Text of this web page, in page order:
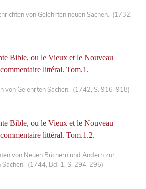
von Gelehrten neuen Sachen. (1732,
Bible, ou le Vieux et le Nouveau
littéral. Tom.1.
von Gelehrten Sachen. (1742, S. 916-918)
Bible, ou le Vieux et le Nouveau
littéral. Tom.1.2.
von Neuen Büchern und Andern zur
(1744, Bd. 1, S. 294-295)